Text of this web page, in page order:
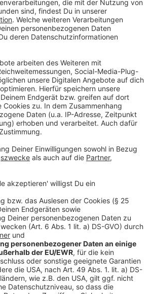
Kredite beantragen, die
wegen den Maßnahmen gegen
Und schließlich auch alle, die
Engpass wegen der Krise haben.
digitalüber die Seiten der
Nicht mal eine Unterschrift wird
werden muss auch nichts.
Förderung?
Solo-Selbstständige und
mit bis zu fünf Beschäftigten
Euro beantragen, 15.000 Euro gibt
bis zu 15 Angestellten und die
25.000 Euro gibt es für Betriebe mit